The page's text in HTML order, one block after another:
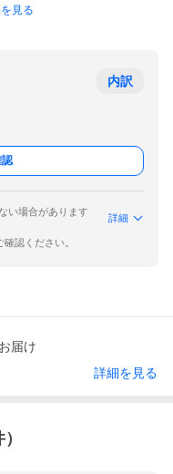
見る
内訳
認
い場合があります
詳細
認ください。
届け
詳細を見る